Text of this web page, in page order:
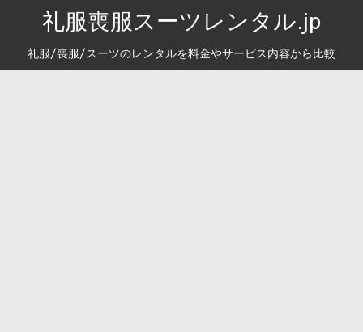
礼服喪服スーツレンタル.jp
礼服/喪服/スーツのレンタルを料金やサービス内容から比較